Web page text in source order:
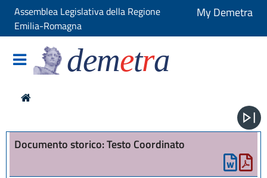
Assemblea Legislativa della Regione
Emilia-Romagna
My Demetra
demetra
Documento storico: Testo Coordinato